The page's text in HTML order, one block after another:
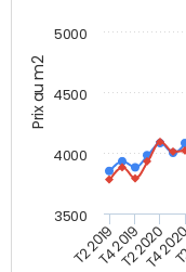
Prix au m2
T2 2019T4 2019T2 2020
T4
3500
4000
4500
5000